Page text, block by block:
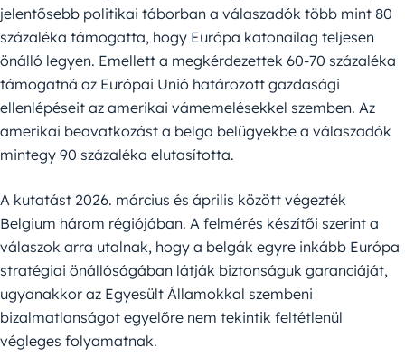
jelentősebb politikai táborban a válaszadók több mint 80
százaléka támogatta, hogy Európa katonailag teljesen
önálló legyen. Emellett a megkérdezettek 60-70 százaléka
támogatná az Európai Unió határozott gazdasági
ellenlépéseit az amerikai vámemelésekkel szemben. Az
amerikai beavatkozást a belga belügyekbe a válaszadók
mintegy 90 százaléka elutasította.
A kutatást 2026. március és április között végezték
Belgium három régiójában. A felmérés készítői szerint a
válaszok arra utalnak, hogy a belgák egyre inkább Európa
stratégiai önállóságában látják biztonságuk garanciáját,
ugyanakkor az Egyesült Államokkal szembeni
bizalmatlanságot egyelőre nem tekintik feltétlenül
végleges folyamatnak.